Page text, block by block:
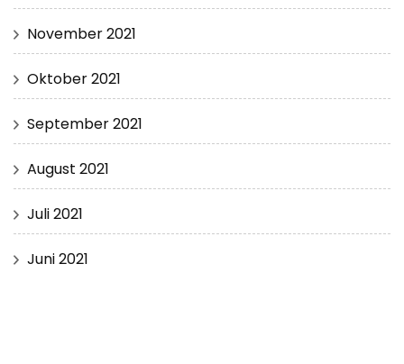
November 2021
Oktober 2021
September 2021
August 2021
Juli 2021
Juni 2021